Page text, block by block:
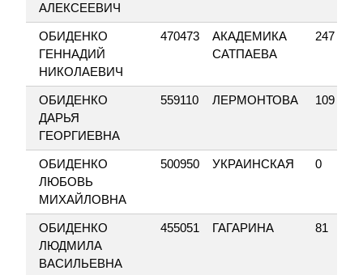
АЛЕКСЕЕВИЧ
ОБИДЕНКО
ГЕННАДИЙ
НИКОЛАЕВИЧ
470473
АКАДЕМИКА
САТПАЕВА
247
ОБИДЕНКО
ДАРЬЯ
ГЕОРГИЕВНА
559110 ЛЕРМОНТОВА 109
ОБИДЕНКО
ЛЮБОВЬ
МИХАЙЛОВНА
500950 УКРАИНСКАЯ 0
ОБИДЕНКО
ЛЮДМИЛА
ВАСИЛЬЕВНА
455051 ГАГАРИНА 81